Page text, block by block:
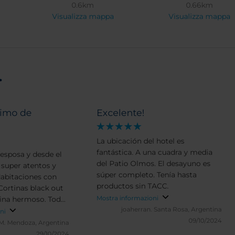
0.6km
Visualizza mappa
0.66km
Visualizza mappa
de
y desde el
atentos y
con
black out
hermoso. Todo
Mendoza, Argentina
Excelente!
La ubicación del hotel es
fantástica. A una cuadra y media
del Patio Olmos. El desayuno es
súper completo. Tenía hasta
productos sin TACC.
Mostra informazioni
joaherran. Santa Rosa, Argentina
09/10/2024